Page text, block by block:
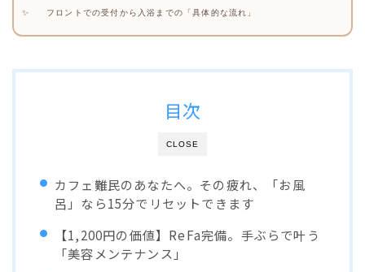
フロントでの受付から入浴までの「具体的な流れ」
CLOSE
目次
カフェ難民のあなたへ。その疲れ、「お風
呂」なら15分でリセットできます
【1,200円の価値】ReFa完備。手ぶらで叶う
「美容メンテナンス」